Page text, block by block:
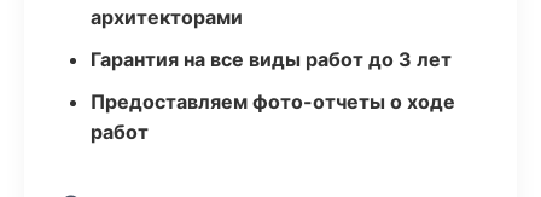
архитекторами
Гарантия на все виды работ до 3 лет
Предоставляем фото-отчеты о ходе
работ